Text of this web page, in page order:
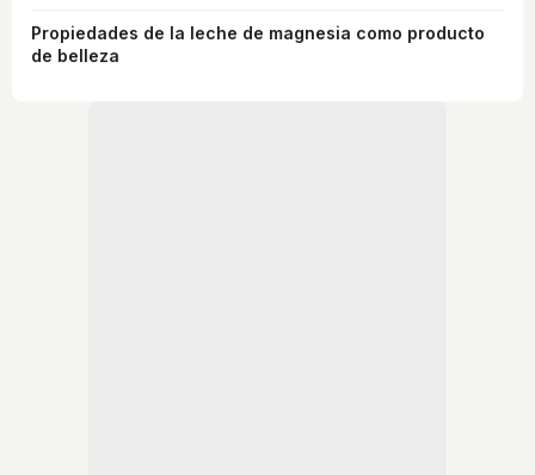
Propiedades de la leche de magnesia como producto
de belleza